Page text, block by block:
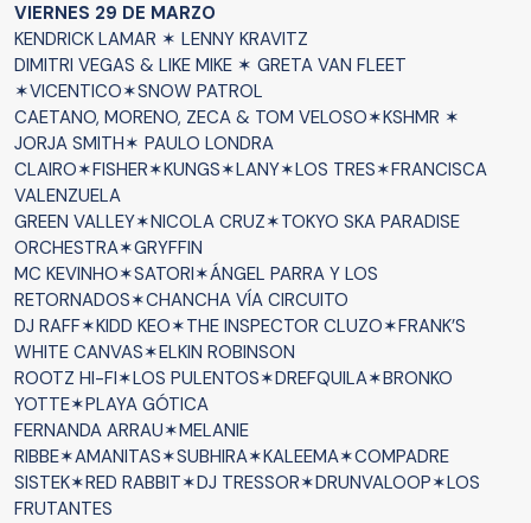
VIERNES 29 DE MARZO
KENDRICK LAMAR ✶ LENNY KRAVITZ
DIMITRI VEGAS & LIKE MIKE ✶ GRETA VAN FLEET
✶VICENTICO✶SNOW PATROL
CAETANO, MORENO, ZECA & TOM VELOSO✶KSHMR ✶
JORJA SMITH✶ PAULO LONDRA
CLAIRO✶FISHER✶KUNGS✶LANY✶LOS TRES✶FRANCISCA
VALENZUELA
GREEN VALLEY✶NICOLA CRUZ✶TOKYO SKA PARADISE
ORCHESTRA✶GRYFFIN
MC KEVINHO✶SATORI✶ÁNGEL PARRA Y LOS
RETORNADOS✶CHANCHA VÍA CIRCUITO
DJ RAFF✶KIDD KEO✶THE INSPECTOR CLUZO✶FRANK’S
WHITE CANVAS✶ELKIN ROBINSON
ROOTZ HI-FI✶LOS PULENTOS✶DREFQUILA✶BRONKO
YOTTE✶PLAYA GÓTICA
FERNANDA ARRAU✶MELANIE
RIBBE✶AMANITAS✶SUBHIRA✶KALEEMA✶COMPADRE
SISTEK✶RED RABBIT✶DJ TRESSOR✶DRUNVALOOP✶LOS
FRUTANTES